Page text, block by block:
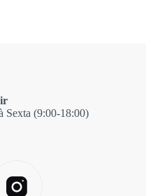
Sexta (9:00-18:00)